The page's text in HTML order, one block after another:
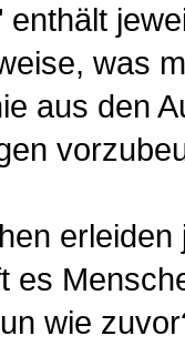
was
aus den
es
wie